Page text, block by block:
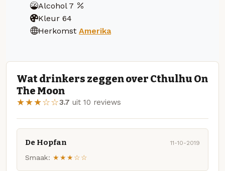
Alcohol 7
Kleur 64
Herkomst Amerika
Wat drinkers zeggen over Cthulhu On
The Moon
★★★☆☆3.7 uit 10 reviews
De Hopfan 11-10-2019
Smaak: ★★★☆☆